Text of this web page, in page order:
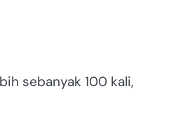
sebanyak 100 kali,